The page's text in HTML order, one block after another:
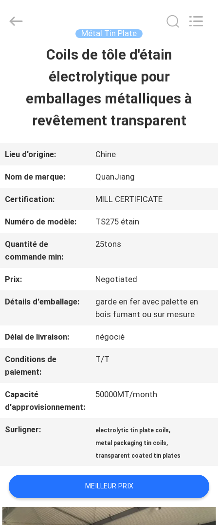
MAISON
PRODUITS
VIDÉOS
NOUS
QUALITÉ
CONTACTEZ-
NOUS
CAS
QUANYE
METAL
Métal Tin Plate
Coils de tôle d'étain
électrolytique pour
emballages métalliques à
revêtement transparent
Lieu d'origine: Chine
Nom de marque: QuanJiang
Certification: MILL CERTIFICATE
Numéro de modèle: TS275 étain
Quantité de
commande min:
25tons
Prix: Negotiated
Détails d'emballage:
garde en fer avec palette en
bois fumant ou sur mesure
Délai de livraison: négocié
Conditions de
paiement:
T/T
Capacité
d'approvisionnement:
50000MT/month
Surligner: electrolytic tin plate coils,
metal packaging tin coils,
transparent coated tin plates
MEILLEUR PRIX